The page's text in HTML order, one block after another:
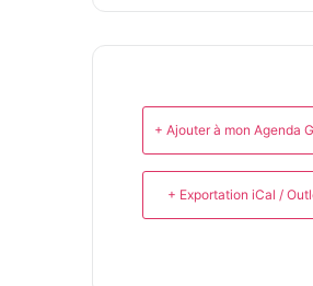
+ Ajouter à mon Agenda
+ Exportation iCal /